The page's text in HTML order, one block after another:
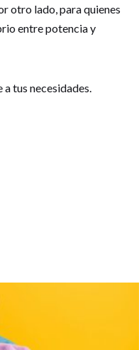
otro lado, para quienes
entre potencia y
tus necesidades.